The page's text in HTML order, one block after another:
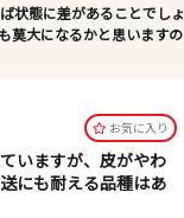
状態に差があることでしょ
莫大になるかと思いますの
お気に⼊り
いますが、皮がやわ
にも耐える品種はあ